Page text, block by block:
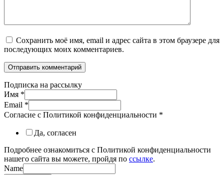
Сохранить моё имя, email и адрес сайта в этом браузере для
последующих моих комментариев.
Подписка на рассылку
Имя *
Email *
Согласие с Политикой конфиденциальности *
Да, согласен
Подробнее ознакомиться с Политикой конфиденциальности
нашего сайта вы можете, пройдя по ссылке.
Name